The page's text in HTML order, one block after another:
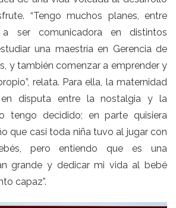
“Tengo muchos planes, entre
ser comunicadora en distintos
una maestría en Gerencia de
y también comenzar a emprender y
relata. Para ella, la maternidad
disputa entre la nostalgia y la
tengo decidido; en parte quisiera
que casi toda niña tuvo al jugar con
pero entiendo que es una
grande y dedicar mi vida al bebé
capaz”.